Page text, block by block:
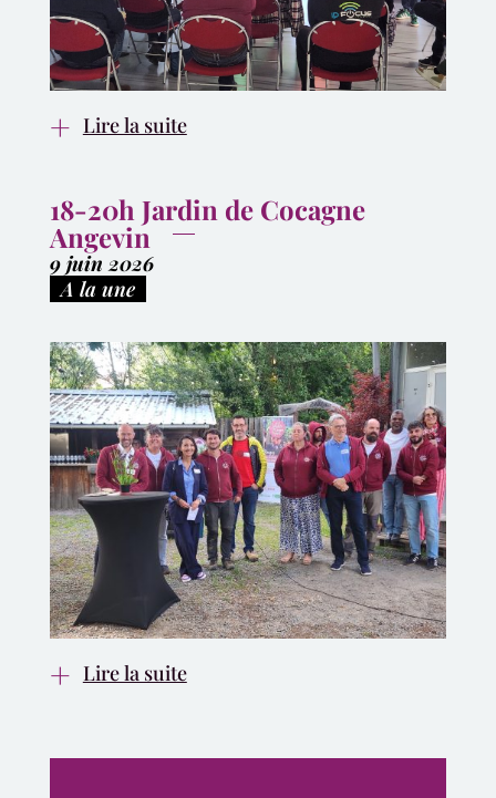
Lire la suite
18-20h Jardin de Cocagne
Angevin
9 juin 2026
|A la une
Lire la suite